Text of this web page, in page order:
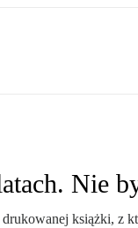
Nie
książki, z